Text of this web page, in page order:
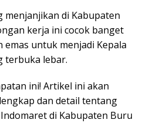
menjanjikan di Kabupaten
kerja ini cocok banget
emas untuk menjadi Kepala
terbuka lebar.
ini! Artikel ini akan
dan detail tentang
di Kabupaten Buru